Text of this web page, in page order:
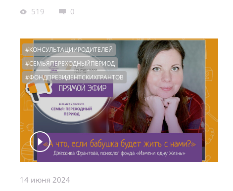
519 0
#КОНСУЛЬТАЦИИРОДИТЕЛЕЙ
#СЕМЬЯПЕРЕХОДНЫЙПЕРИОД
#ФОНДПРЕЗИДЕНТСКИХГРАНТОВ
14 июня 2024